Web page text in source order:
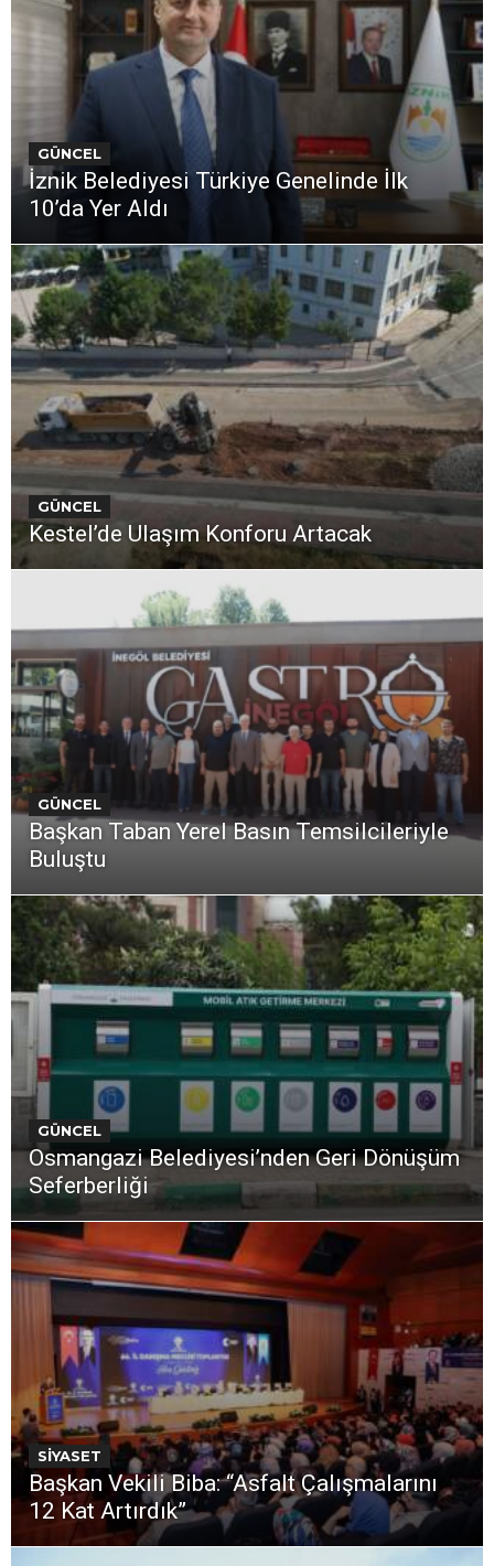
GÜNCEL
İznik Belediyesi Türkiye Genelinde İlk
10’da Yer Aldı
GÜNCEL
Kestel’de Ulaşım Konforu Artacak
GÜNCEL
Başkan Taban Yerel Basın Temsilcileriyle
Buluştu
GÜNCEL
Osmangazi Belediyesi’nden Geri Dönüşüm
Seferberliği
SİYASET
Başkan Vekili Biba: “Asfalt Çalışmalarını
12 Kat Artırdık”